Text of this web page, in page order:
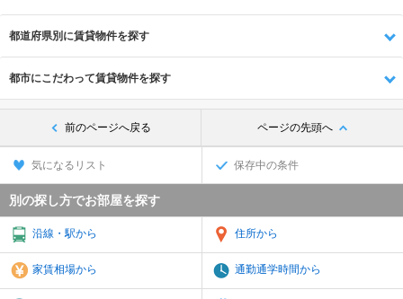
都道府県別に賃貸物件を探す
都市にこだわって賃貸物件を探す
前のページへ戻る ページの先頭へ
気になるリスト 保存中の条件
別の探し方でお部屋を探す
沿線・駅から 住所から
家賃相場から 通勤通学時間から